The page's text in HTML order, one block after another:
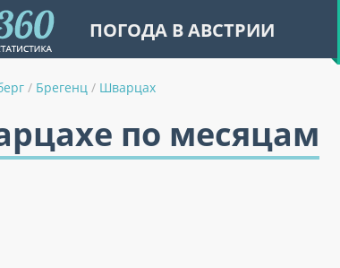
ПОГОДА В АВСТРИИ
/ Брегенц / Шварцах
по месяцам